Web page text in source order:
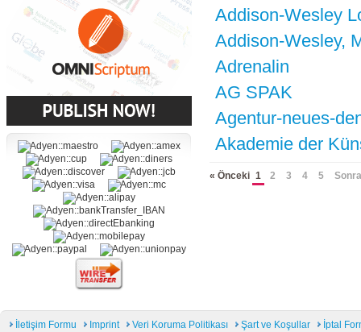
Addison-Wesley
Addison-Wesley,
Adrenalin
AG SPAK
Agentur-neues-
Akademie der
« Önceki 1 2 3 4 5
İletişim Formu Imprint Veri Koruma Politikası Şart ve Koşullar İptal